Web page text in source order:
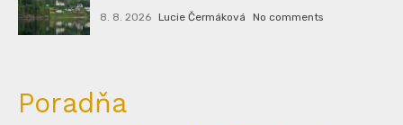
8. 8. 2026 Lucie Čermáková No comments
Poradňa